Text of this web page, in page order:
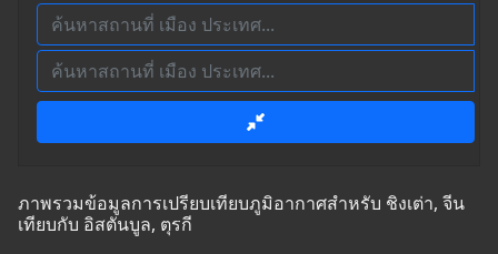
ภาพรวมข้อมูลการเปรียบเทียบภูมิอากาศสำหรับ ชิงเต่า, จีน
เทียบกับ อิสตันบูล, ตุรกี